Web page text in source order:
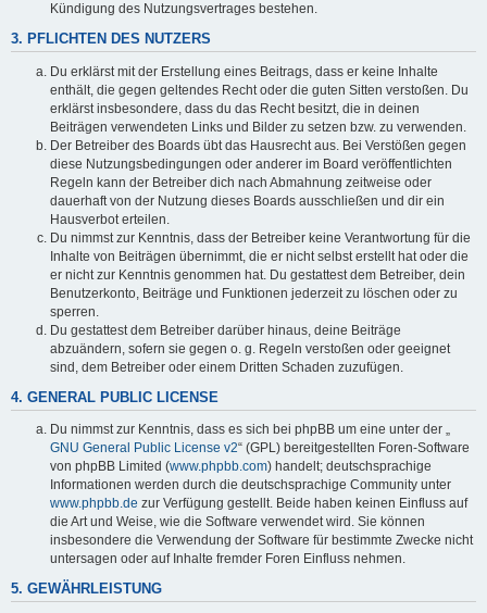
Kündigung des Nutzungsvertrages bestehen.
3. PFLICHTEN DES NUTZERS
Du erklärst mit der Erstellung eines Beitrags, dass er keine Inhalte
enthält, die gegen geltendes Recht oder die guten Sitten verstoßen. Du
erklärst insbesondere, dass du das Recht besitzt, die in deinen
Beiträgen verwendeten Links und Bilder zu setzen bzw. zu verwenden.
Der Betreiber des Boards übt das Hausrecht aus. Bei Verstößen gegen
diese Nutzungsbedingungen oder anderer im Board veröffentlichten
Regeln kann der Betreiber dich nach Abmahnung zeitweise oder
dauerhaft von der Nutzung dieses Boards ausschließen und dir ein
Hausverbot erteilen.
Du nimmst zur Kenntnis, dass der Betreiber keine Verantwortung für die
Inhalte von Beiträgen übernimmt, die er nicht selbst erstellt hat oder die
er nicht zur Kenntnis genommen hat. Du gestattest dem Betreiber, dein
Benutzerkonto, Beiträge und Funktionen jederzeit zu löschen oder zu
sperren.
Du gestattest dem Betreiber darüber hinaus, deine Beiträge
abzuändern, sofern sie gegen o. g. Regeln verstoßen oder geeignet
sind, dem Betreiber oder einem Dritten Schaden zuzufügen.
4. GENERAL PUBLIC LICENSE
Du nimmst zur Kenntnis, dass es sich bei phpBB um eine unter der „
GNU General Public License v2“ (GPL) bereitgestellten Foren-Software
von phpBB Limited (www.phpbb.com) handelt; deutschsprachige
Informationen werden durch die deutschsprachige Community unter
www.phpbb.de zur Verfügung gestellt. Beide haben keinen Einfluss auf
die Art und Weise, wie die Software verwendet wird. Sie können
insbesondere die Verwendung der Software für bestimmte Zwecke nicht
untersagen oder auf Inhalte fremder Foren Einfluss nehmen.
5. GEWÄHRLEISTUNG